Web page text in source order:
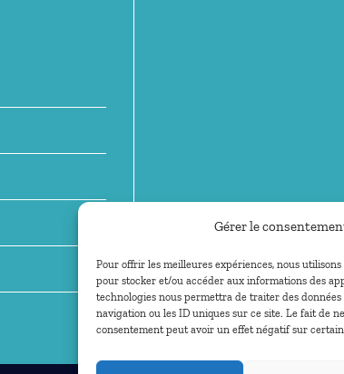
Gérer le
Pour offrir les meilleures expériences, nous
pour stocker et/ou accéder aux informations des
technologies nous permettra de traiter des
navigation ou les ID uniques sur ce site. Le fait de
consentement peut avoir un effet négatif sur